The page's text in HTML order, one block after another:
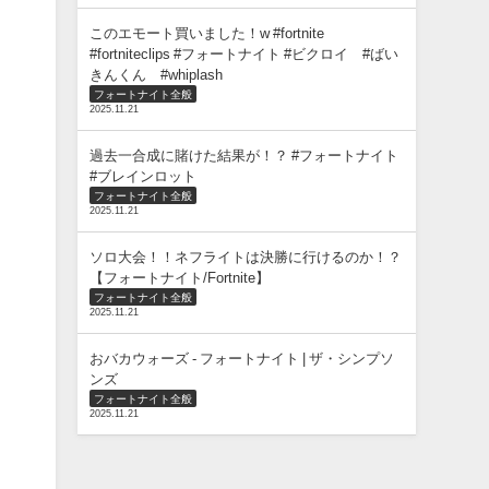
このエモート買いました！w #fortnite
#fortniteclips #フォートナイト #ビクロイ #ばい
きんくん #whiplash
フォートナイト全般
2025.11.21
過去一合成に賭けた結果が！？ #フォートナイト
#ブレインロット
フォートナイト全般
2025.11.21
ソロ大会！！ネフライトは決勝に行けるのか！？
【フォートナイト/Fortnite】
フォートナイト全般
2025.11.21
おバカウォーズ - フォートナイト | ザ・シンプソ
ンズ
フォートナイト全般
2025.11.21